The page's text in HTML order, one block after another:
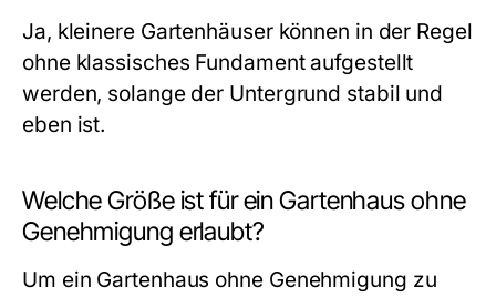
Ja, kleinere Gartenhäuser können in der Regel
ohne klassisches Fundament aufgestellt
werden, solange der Untergrund stabil und
eben ist.
Welche Größe ist für ein Gartenhaus ohne
Genehmigung erlaubt?
Um ein Gartenhaus ohne Genehmigung zu